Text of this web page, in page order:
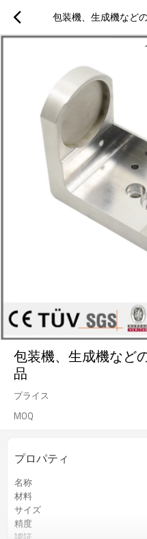
包装機、生成機など
1
包装機、生成機など
品
プライス
MOQ
プロパティ
名称
材料
サイズ
精度